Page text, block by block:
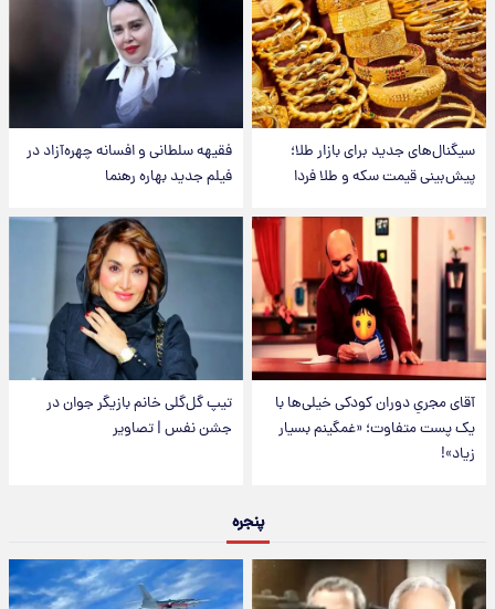
سیگنال‌های جدید برای بازار طلا؛
پیش‌بینی قیمت سکه و طلا فردا
فقیهه سلطانی و افسانه چهره‌آزاد در
فیلم جدید بهاره رهنما
آقای مجریِ دوران کودکی خیلی‌ها با
یک پست متفاوت؛ «غمگینم بسیار
زیاد»!
تیپ گل‌گلی خانم بازیگر جوان در
جشن نفس | تصاویر
پنجره